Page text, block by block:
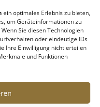
ein optimales Erlebnis zu bieten,
um Geräteinformationen zu
Sie diesen Technologien
oder eindeutige IDs
Ihre Einwilligung nicht erteilen
und Funktionen